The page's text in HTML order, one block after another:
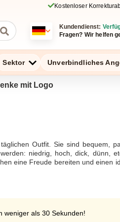
Kostenloser
Kundendienst:
Fragen? Wir helfen
Sektor Unverbindliches
mit Logo
Outfit. Sie sind bequem,
niedrig, hoch, dick, dünn,
eine Freude bereiten und einen
weniger als 30 Sekunden!